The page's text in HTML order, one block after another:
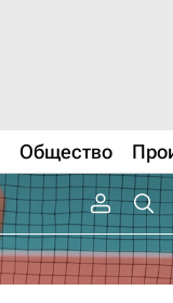
Общество